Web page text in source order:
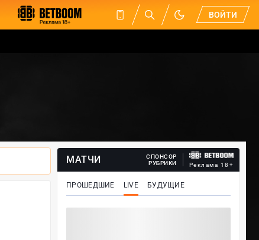
ВОЙТИ
МАТЧИ
СПОНСОР
РУБРИКИ
Реклама 18+
ПРОШЕДШИЕ LIVE БУДУЩИЕ